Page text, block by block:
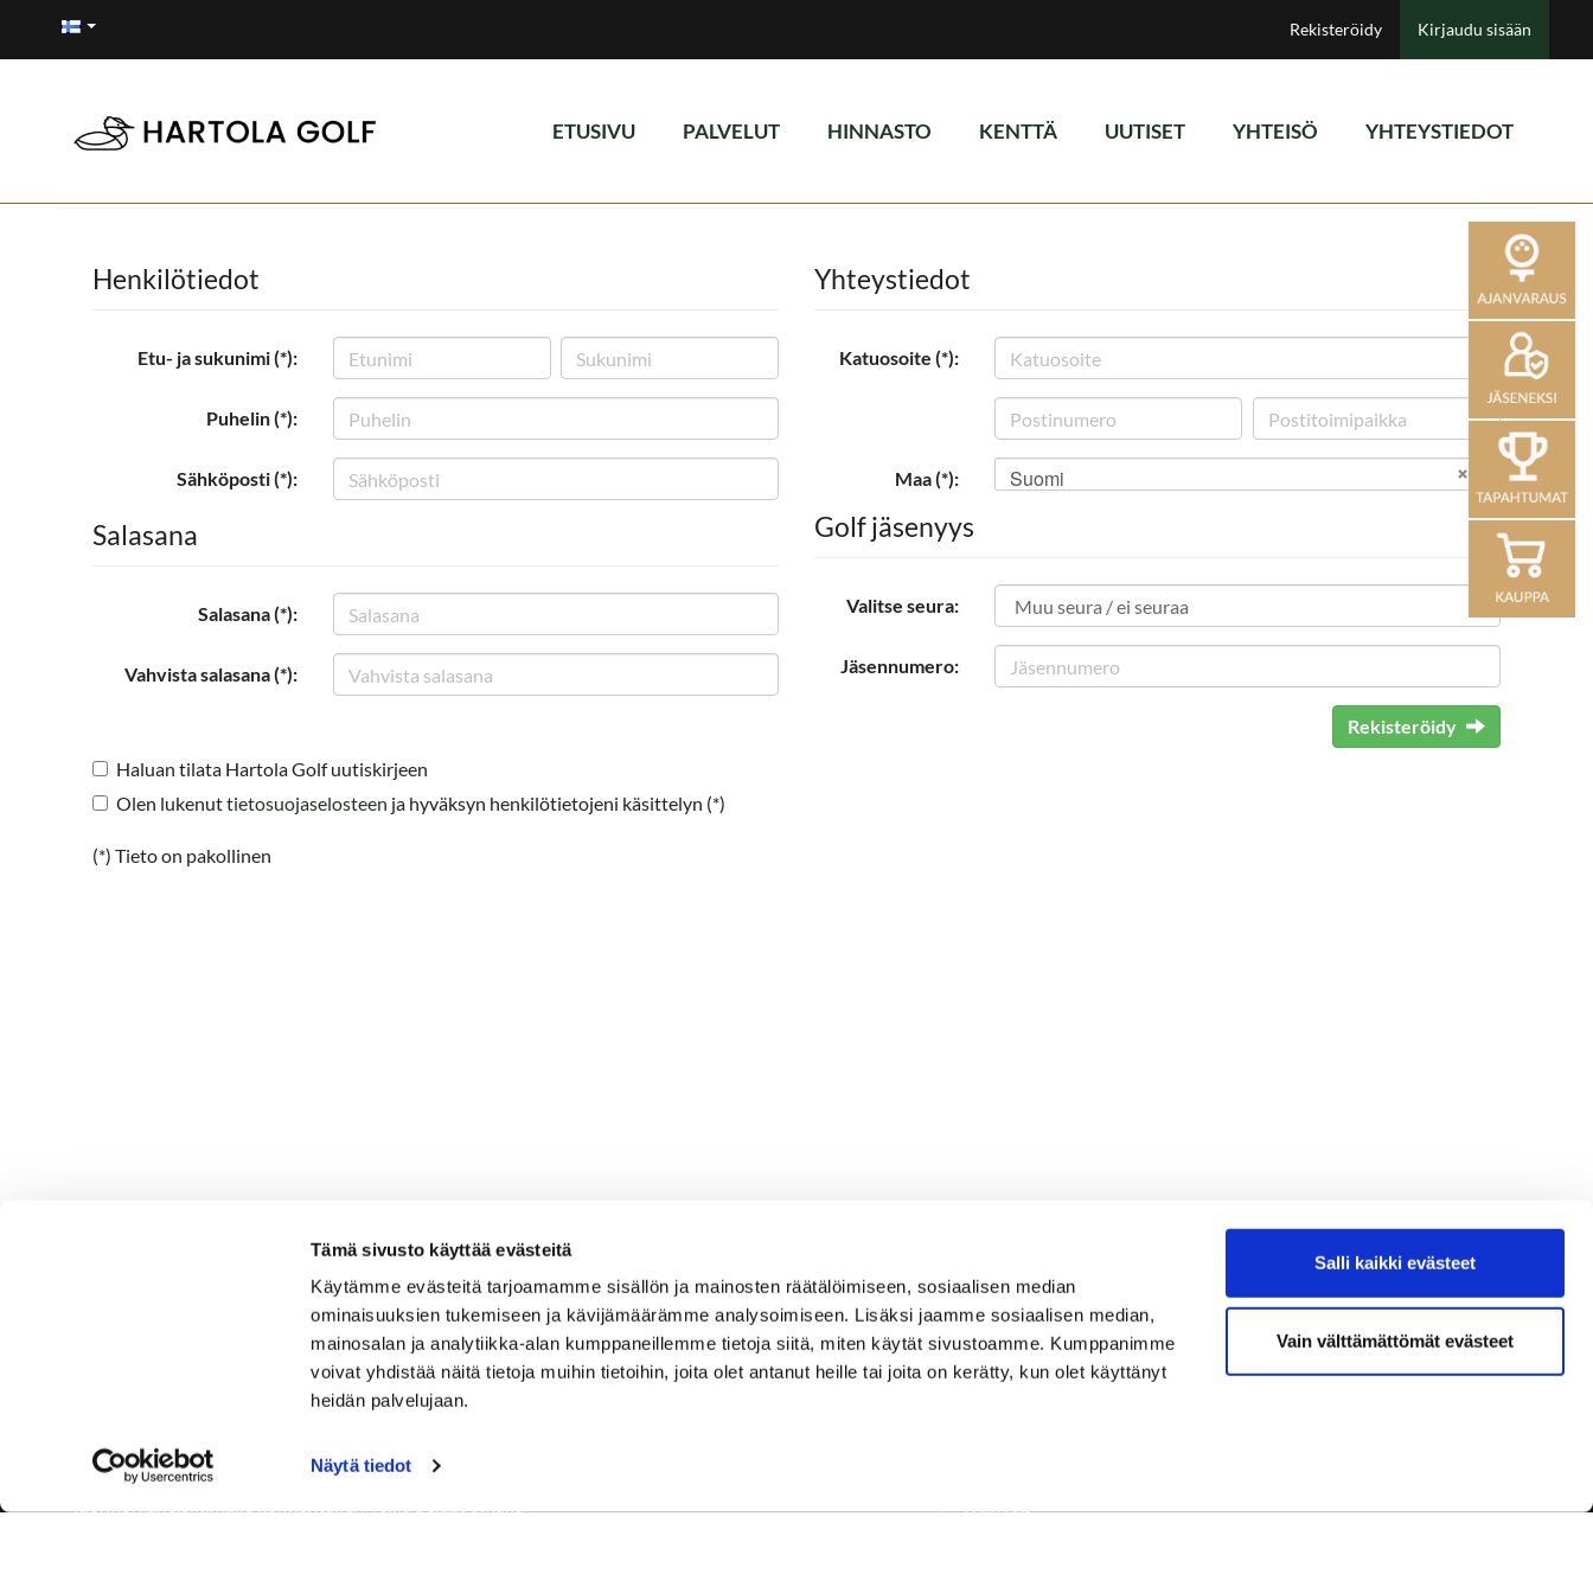
Tämä sivusto käyttää evästeitä
Käytämme evästeitä tarjoamamme sisällön ja mainosten räätälöimiseen, sosiaalisen median
ominaisuuksien tukemiseen ja kävijämäärämme analysoimiseen. Lisäksi jaamme sosiaalisen median,
mainosalan ja analytiikka-alan kumppaneillemme tietoja siitä, miten käytät sivustoamme. Kumppanimme
voivat yhdistää näitä tietoja muihin tietoihin, joita olet antanut heille tai joita on kerätty, kun olet käyttänyt
heidän palvelujaan.
Näytä tiedot
Salli kaikki evästeet
Vain välttämättömät evästeet
Rekisteröidy Kirjaudu sisään
ETUSIVU PALVELUT HINNASTO KENTTÄ UUTISET YHTEISÖ YHTEYSTIEDOT
Henkilötiedot
Etu- ja sukunimi (*):
Puhelin (*):
Sähköposti (*):
Salasana
Salasana (*):
Vahvista salasana (*):
Yhteystiedot
Katuosoite (*):
Maa (*): Suomi
Golf jäsenyys
Valitse seura:
Jäsennumero:
Rekisteröidy
Haluan tilata Hartola Golf uutiskirjeen
Olen lukenuttietosuojaselosteen ja hyväksyn henkilötietojeni käsittelyn (*)
(*) Tieto on pakollinen
Tervetuloa Hartola Golfiin, Suomen ystävällisimmälle ja
Kenttä